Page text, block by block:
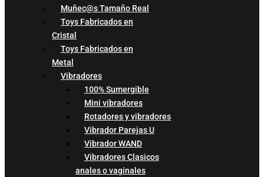
Muñec@s Tamaño Real
Toys Fabricados en
Cristal
Toys Fabricados en
Metal
Vibradores
100% Sumergible
Mini vibradores
Rotadores y vibradores
Vibrador Parejas U
Vibrador WAND
Vibradores Clasicos
anales o vaginales